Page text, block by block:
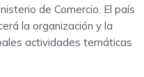
de Comercio. El país
la organización y la
actividades temáticas